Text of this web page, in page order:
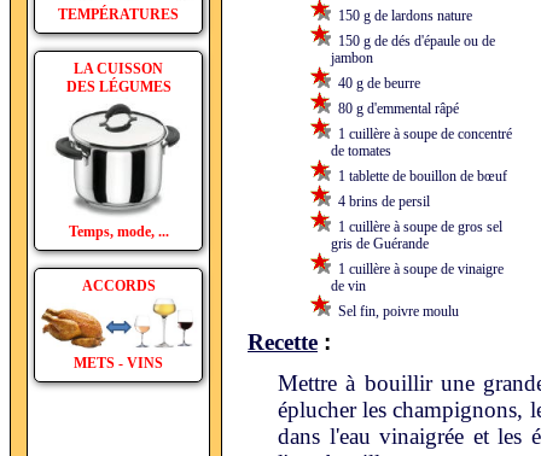
TEMPÉRATURES
LA CUISSON
DES LÉGUMES
Temps, mode, ...
ACCORDS
METS - VINS
150 g de lardons nature
150 g de dés d'épaule ou de
jambon
40 g de beurre
80 g d'emmental râpé
1 cuillère à soupe de concentré
de tomates
1 tablette de bouillon de bœuf
4 brins de persil
1 cuillère à soupe de gros sel
gris de Guérande
1 cuillère à soupe de vinaigre
de vin
Sel fin, poivre moulu
Recette :
Mettre à bouillir une
éplucher les champignons,
dans l'eau vinaigrée et les